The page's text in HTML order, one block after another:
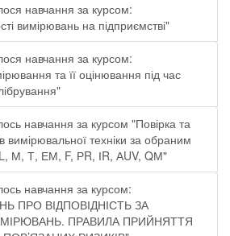
навчання за курсом:
вимірювань на підприємстві"
навчання за курсом:
та її оцінювання під час
навчання за курсом "Повірка та
вимірювальної техніки за обраним
М, Т, ЕМ, F, РR, ІR, АUV, QМ"
навчання за курсом:
ПРО ВІДПОВІДНІСТЬ ЗА
ПРАВИЛА ПРИЙНЯТТЯ